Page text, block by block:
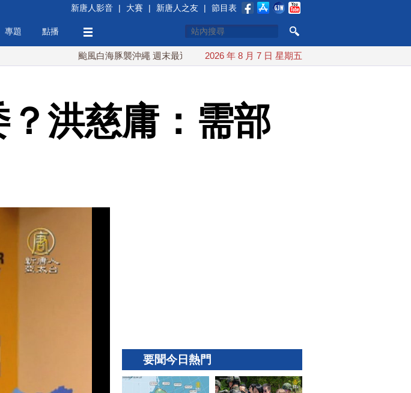
新唐人影音 | 大賽 | 新唐人之友 | 節目表
專題 點播
颱風白海豚襲沖繩 週末最近台灣 10日登陸浙江 川普預透露美伊談判進展 美彈藥充足再
2026 年 8 月 7 日 星期五
洪慈庸：需部
要聞今日熱門